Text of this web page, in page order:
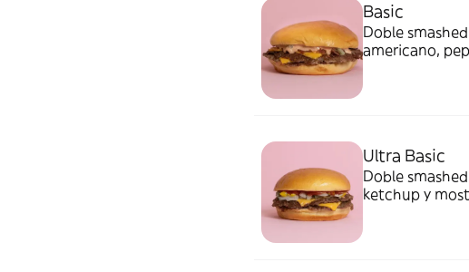
Basic
Doble
americano,
Ultra Basic
Doble
ketchup y